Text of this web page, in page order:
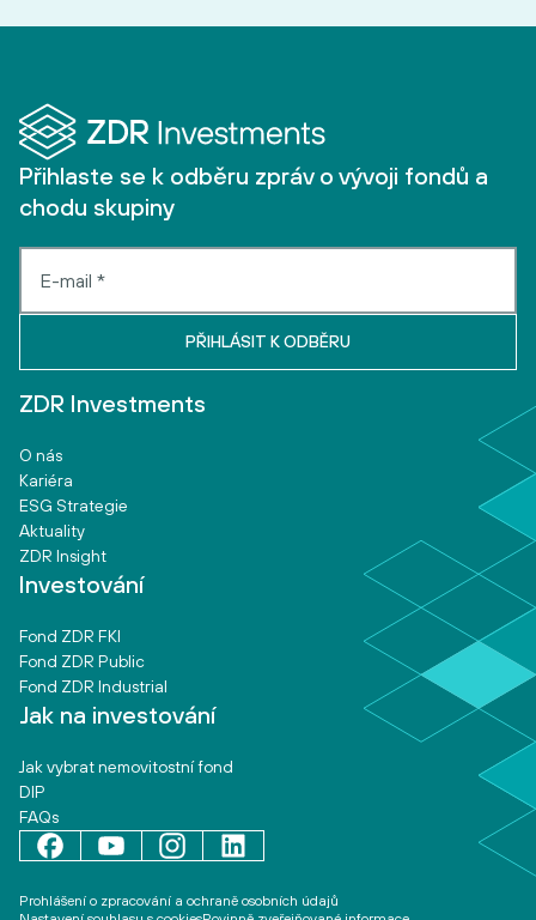
Přihlaste se k odběru zpráv o vývoji fondů a
chodu skupiny
ZDR Investments
O nás
Kariéra
ESG Strategie
Aktuality
ZDR Insight
Investování
Fond ZDR FKI
Fond ZDR Public
Fond ZDR Industrial
Jak na investování
Jak vybrat nemovitostní fond
DIP
FAQs
Prohlášení o zpracování a ochraně osobních údajů